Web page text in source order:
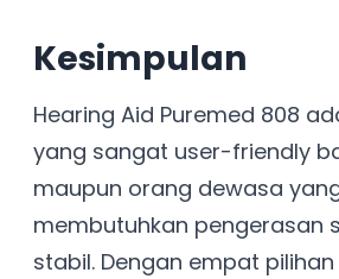
Kesimpulan
Hearing Aid Puremed 808
yang sangat user-friendly
maupun orang dewasa
membutuhkan pengerasan
stabil. Dengan empat